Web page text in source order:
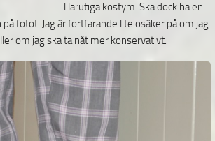
lilarutiga kostym. Ska dock ha en
fotot. Jag är fortfarande lite osäker på om jag
om jag ska ta nåt mer konservativt.